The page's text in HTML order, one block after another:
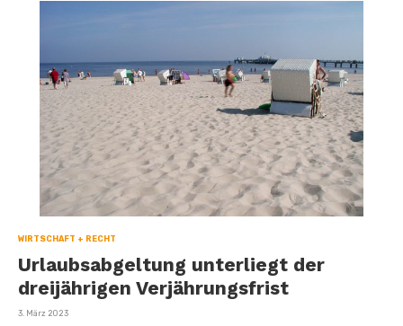
WIRTSCHAFT + RECHT
Urlaubsabgeltung unterliegt der
dreijährigen Verjährungsfrist
Veröffentlicht
3. März 2023